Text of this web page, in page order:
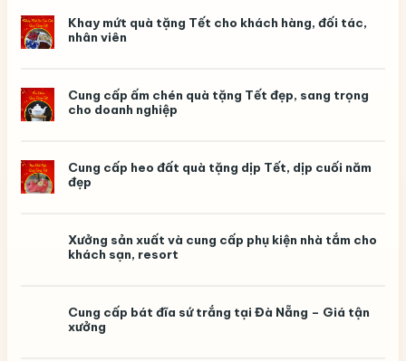
Khay mứt quà tặng Tết cho khách hàng, đối tác,
nhân viên
Cung cấp ấm chén quà tặng Tết đẹp, sang trọng
cho doanh nghiệp
Cung cấp heo đất quà tặng dịp Tết, dịp cuối năm
đẹp
Xưởng sản xuất và cung cấp phụ kiện nhà tắm cho
khách sạn, resort
Cung cấp bát đĩa sứ trắng tại Đà Nẵng – Giá tận
xưởng